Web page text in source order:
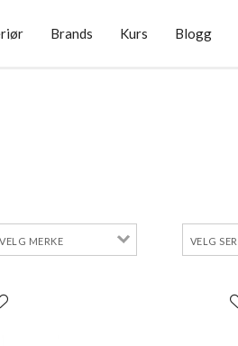
Brands Kurs Blogg